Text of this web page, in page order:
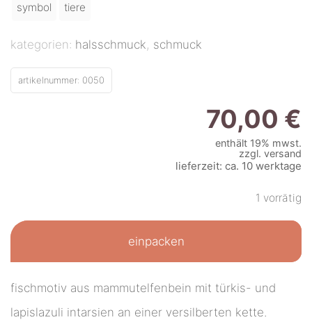
symbol tiere
kategorien: halsschmuck, schmuck
artikelnummer: 0050
70,00 €
enthält 19% mwst.
zzgl. versand
lieferzeit: ca. 10 werktage
1 vorrätig
einpacken
fischmotiv aus mammutelfenbein mit türkis- und
lapislazuli intarsien an einer versilberten kette.